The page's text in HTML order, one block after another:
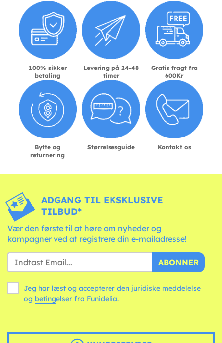
100% sikker
betaling
Levering på 24-48
timer
Gratis fragt fra
600Kr
Bytte og
returnering
Størrelsesguide Kontakt os
ADGANG TIL EKSKLUSIVE
TILBUD*
Vær den første til at høre om nyheder og
kampagner ved at registrere din e-mailadresse!
ABONNER
Jeg har læst og accepterer den juridiske meddelelse
og betingelser fra Funidelia.